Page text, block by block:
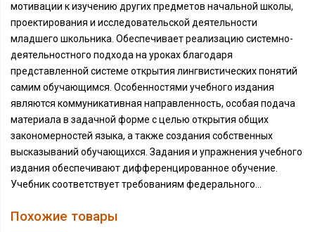
мотивации к изучению других предметов начальной школы,
проектирования и исследовательской деятельности
младшего школьника. Обеспечивает реализацию системно-
деятельностного подхода на уроках благодаря
представленной системе открытия лингвистических понятий
самим обучающимся. Особенностями учебного издания
являются коммуникативная направленность, особая подача
материала в задачной форме с целью открытия общих
закономерностей языка, а также создания собственных
высказываний обучающихся. Задания и упражнения учебного
издания обеспечивают дифференцированное обучение.
Учебник соответствует требованиям федерального...
Похожие товары